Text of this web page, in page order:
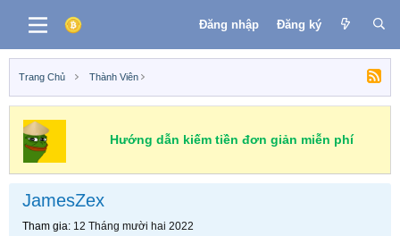
Đăng nhập Đăng ký
Trang Chủ Thành Viên
Hướng dẫn kiếm tiền đơn giản miễn phí
JamesZex
Tham gia 12 Tháng mười hai 2022